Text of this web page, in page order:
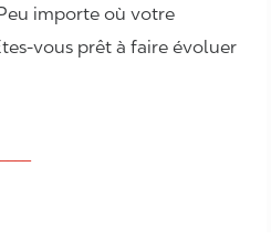
importe où votre
vous prêt à faire évoluer